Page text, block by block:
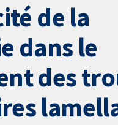
de la
dans le
des